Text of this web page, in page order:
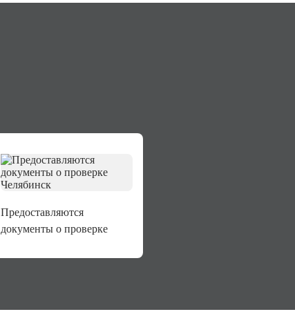
Предоставляются
документы о проверке